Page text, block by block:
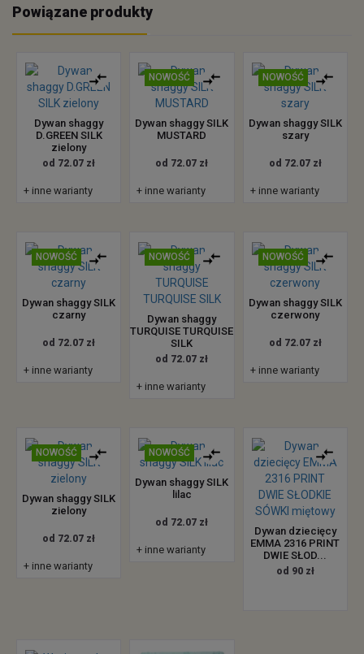
Powiązane produkty
Dywan shaggy
D.GREEN SILK
zielony
od 72.07 zł
+ inne warianty
NOWOŚĆ
Dywan shaggy SILK
MUSTARD
od 72.07 zł
+ inne warianty
NOWOŚĆ
Dywan shaggy SILK
szary
od 72.07 zł
+ inne warianty
NOWOŚĆ
Dywan shaggy SILK
czarny
od 72.07 zł
+ inne warianty
NOWOŚĆ
Dywan shaggy
TURQUISE TURQUISE
SILK
od 72.07 zł
+ inne warianty
NOWOŚĆ
Dywan shaggy SILK
czerwony
od 72.07 zł
+ inne warianty
NOWOŚĆ
Dywan shaggy SILK
zielony
od 72.07 zł
+ inne warianty
NOWOŚĆ
Dywan shaggy SILK
lilac
od 72.07 zł
+ inne warianty
Dywan dziecięcy
EMMA 2316 PRINT
DWIE SŁOD...
od 90 zł